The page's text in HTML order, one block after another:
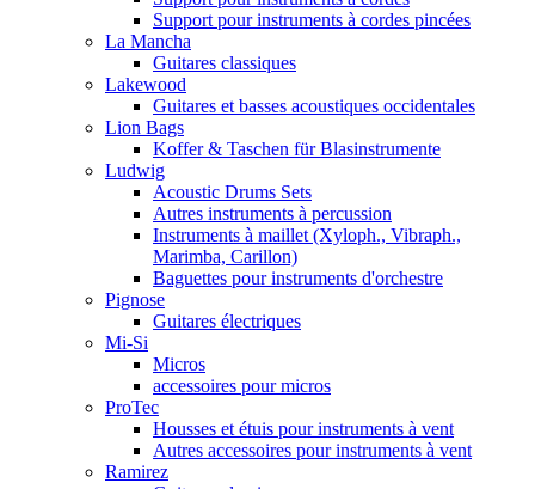
Support pour instruments à cordes pincées
La Mancha
Guitares classiques
Lakewood
Guitares et basses acoustiques occidentales
Lion Bags
Koffer & Taschen für Blasinstrumente
Ludwig
Acoustic Drums Sets
Autres instruments à percussion
Instruments à maillet (Xyloph., Vibraph.,
Marimba, Carillon)
Baguettes pour instruments d'orchestre
Pignose
Guitares électriques
Mi-Si
Micros
accessoires pour micros
ProTec
Housses et étuis pour instruments à vent
Autres accessoires pour instruments à vent
Ramirez